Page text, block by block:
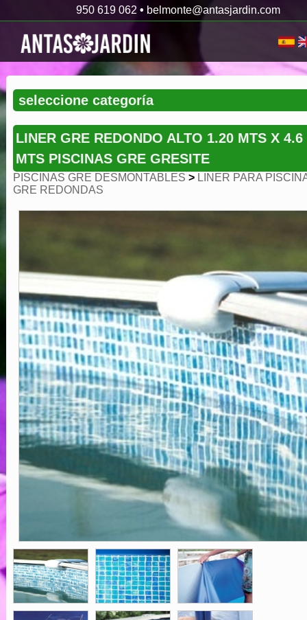
950 619 062 • belmonte@antasjardin.com
LINER GRE REDONDO ALTO 1.20 MTS X 4.6
MTS PISCINAS GRE GRESITE
PISCINAS GRE DESMONTABLES > LINER PARA
GRE REDONDAS